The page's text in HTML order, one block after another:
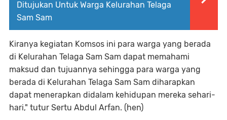
Ditujukan Untuk Warga Kelurahan Telaga
Sam Sam
Kiranya kegiatan Komsos ini para warga yang berada
di Kelurahan Telaga Sam Sam dapat memahami
maksud dan tujuannya sehingga para warga yang
berada di Kelurahan Telaga Sam Sam diharapkan
dapat menerapkan didalam kehidupan mereka sehari-
hari," tutur Sertu Abdul Arfan. (hen)